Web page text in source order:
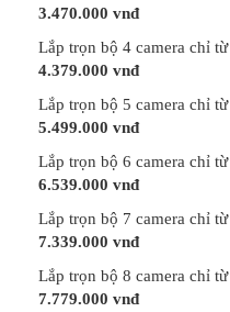
3.470.000 vnđ
Lắp trọn bộ 4 camera chỉ từ
4.379.000 vnđ
Lắp trọn bộ 5 camera chỉ từ
5.499.000 vnđ
Lắp trọn bộ 6 camera chỉ từ
6.539.000 vnđ
Lắp trọn bộ 7 camera chỉ từ
7.339.000 vnđ
Lắp trọn bộ 8 camera chỉ từ
7.779.000 vnđ